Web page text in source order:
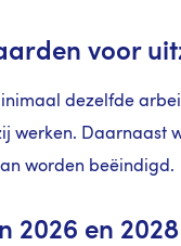
voor
dezelfde
werken. Daarnaast
worden beëindigd.
2026 en 2028